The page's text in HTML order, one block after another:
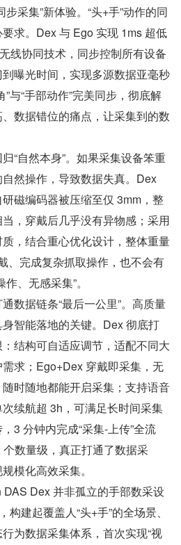
采集”新体验。“头+手”动作的同
求。Dex 与 Ego 实现 1ms 超低
线协同技术，同步控制所有设备
曝光时间，实现多源数据亚毫秒
与“手部动作”完美同步，彻底解
数据错位的痛点，让采集到的数
“自然本身”。如果采集设备笨重
然操作，导致数据失真。Dex
磁编码器被压缩至仅 3mm，整
，穿戴后几乎没有异物感；采用
，结合重心优化设计，整体重量
、完成复杂抓取操作，也不会有
、无感采集”。
数据链条“最后一公里”。高质量
智能落地的关键。Dex 彻底打
结构可自适应调节，适配不同大
求；Ego+Dex 穿戴即采集，无
时随地都能开启采集；支持语音
续航超 3h，可满足长时间采集
3 分钟内完成“采集-上传”全流
数量级，真正打通了数据采
模化高效采集。
Dex 并非孤立的手部数采设
建起覆盖人“头+手”的全场景、
为数据采集体系，首次实现“视